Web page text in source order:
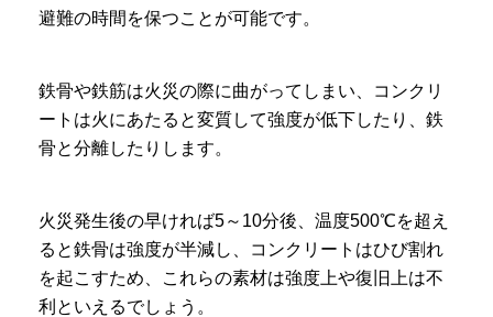
避難の時間を保つことが可能です。
鉄骨や鉄筋は火災の際に曲がってしまい、コンクリ
ートは火にあたると変質して強度が低下したり、鉄
骨と分離したりします。
火災発生後の早ければ5～10分後、温度500℃を超え
ると鉄骨は強度が半減し、コンクリートはひび割れ
を起こすため、これらの素材は強度上や復旧上は不
利といえるでしょう。